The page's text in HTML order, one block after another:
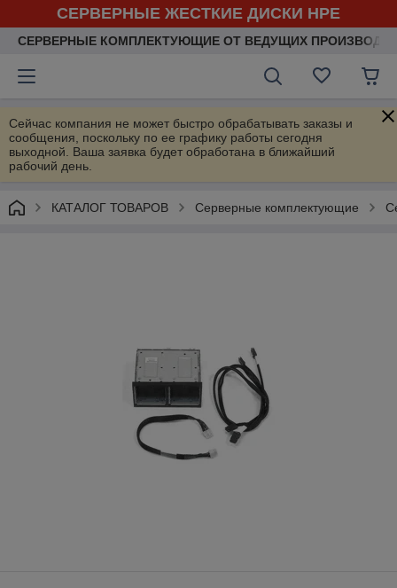
СЕРВЕРНЫЕ ЖЕСТКИЕ ДИСКИ HPE
СЕРВЕРНЫЕ КОМПЛЕКТУЮЩИЕ ОТ ВЕДУЩИХ
Сейчас компания не может быстро обрабатывать заказы и
сообщения, поскольку по ее графику работы сегодня
выходной. Ваша заявка будет обработана в ближайший
рабочий день.
КАТАЛОГ ТОВАРОВ Серверные комплектующие